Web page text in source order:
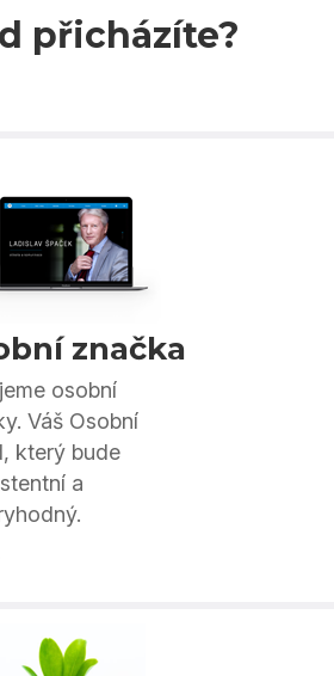
přicházíte?
značka
osobní
Váš Osobní
který bude
a